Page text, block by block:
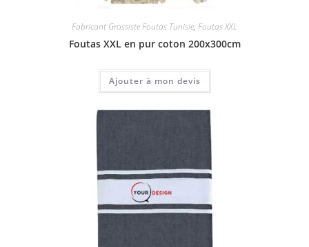
Fabricant Grossiste Foutas Tunisie, Foutas XXL
Foutas XXL en pur coton 200x300cm
Ajouter à mon devis